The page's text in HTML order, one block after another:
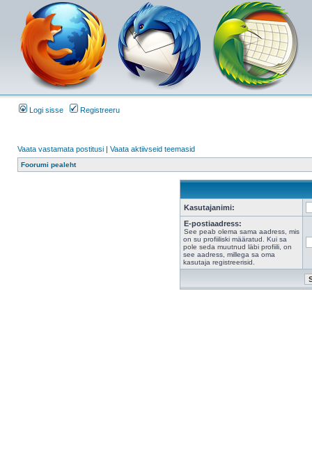
Logi sisse Registreeru
Vaata vastamata postitusi | Vaata aktiivseid teemasid
Foorumi pealeht
Kasutajanimi:
E-postiaadress:
See peab olema sama aadress, mis
on su profiiliski määratud. Kui sa
pole seda muutnud läbi profiili, on
see aadress, millega sa oma
kasutaja registreerisid.